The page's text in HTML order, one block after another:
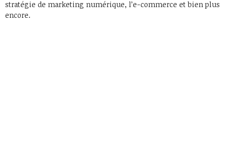
stratégie de marketing numérique, l’e-commerce et bien plus
encore.